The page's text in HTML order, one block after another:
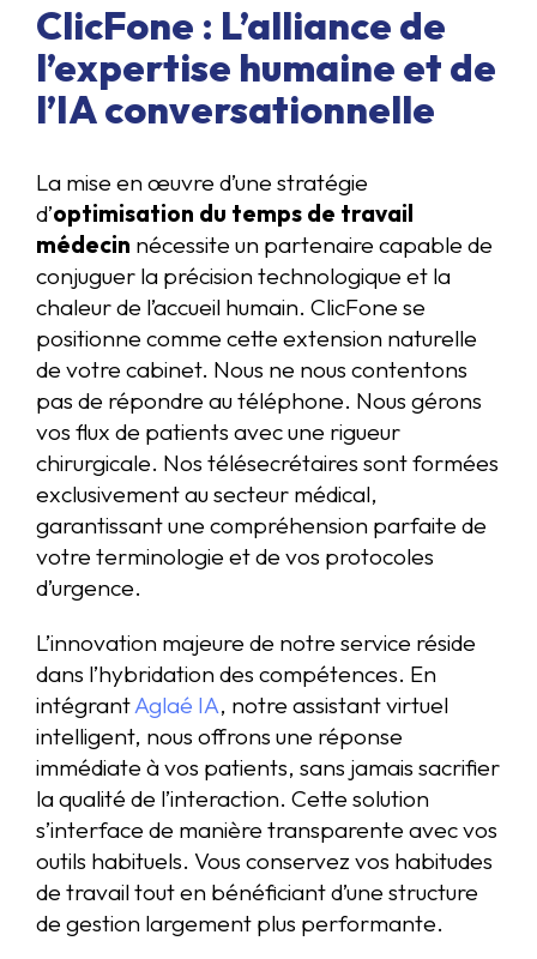
ClicFone : L’alliance de
l’expertise humaine et de
l’IA conversationnelle
La mise en œuvre d’une stratégie
d’optimisation du temps de travail
médecin nécessite un partenaire capable de
conjuguer la précision technologique et la
chaleur de l’accueil humain. ClicFone se
positionne comme cette extension naturelle
de votre cabinet. Nous ne nous contentons
pas de répondre au téléphone. Nous gérons
vos flux de patients avec une rigueur
chirurgicale. Nos télésecrétaires sont formées
exclusivement au secteur médical,
garantissant une compréhension parfaite de
votre terminologie et de vos protocoles
d’urgence.
L’innovation majeure de notre service réside
dans l’hybridation des compétences. En
intégrantAglaé IA, notre assistant virtuel
intelligent, nous offrons une réponse
immédiate à vos patients, sans jamais sacrifier
la qualité de l’interaction. Cette solution
s’interface de manière transparente avec vos
outils habituels. Vous conservez vos habitudes
de travail tout en bénéficiant d’une structure
de gestion largement plus performante.